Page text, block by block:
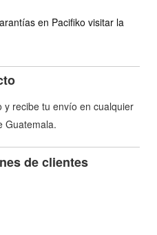
en Pacifiko visitar la
y recibe tu envío en cualquier
Guatemala.
de clientes